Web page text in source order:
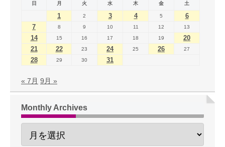
日 月 火 水 木 金 土
1 2 3 4 5
6
7
8 9 10 11 12 13
14 15 16 17 18 19
20
21
22 23 24 25 26 27
28 29 30 31
« 7月 9月 »
Monthly Archives